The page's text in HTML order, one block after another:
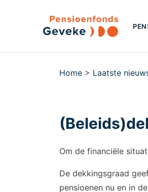
Home > Laatste
Om de financiële
De dekkingsgraad
pensioenen nu en in